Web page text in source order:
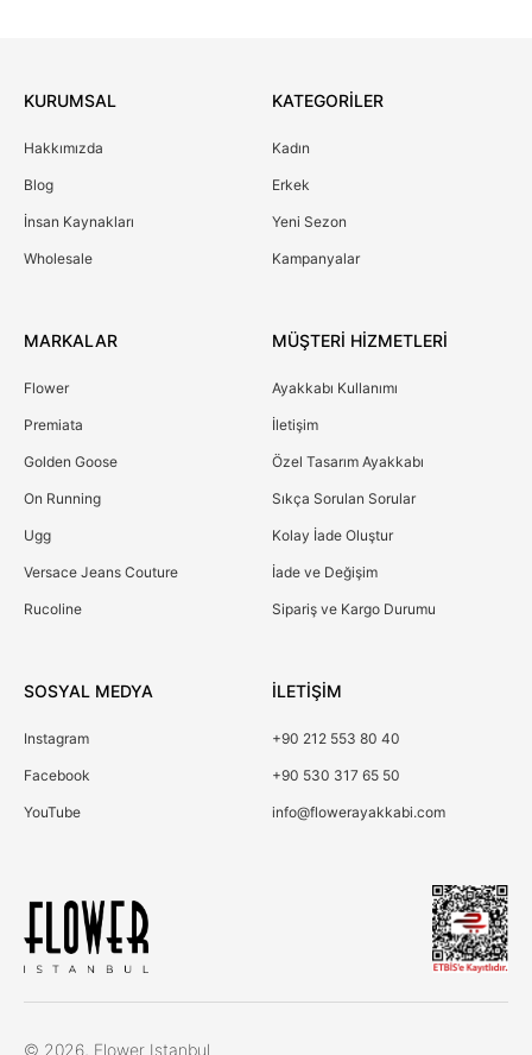
KURUMSAL
Hakkımızda
Blog
İnsan Kaynakları
Wholesale
KATEGORİLER
Kadın
Erkek
Yeni Sezon
Kampanyalar
MARKALAR
Flower
Premiata
Golden Goose
On Running
Ugg
Versace Jeans Couture
Rucoline
MÜŞTERİ HİZMETLERİ
Ayakkabı Kullanımı
İletişim
Özel Tasarım Ayakkabı
Sıkça Sorulan Sorular
Kolay İade Oluştur
İade ve Değişim
Sipariş ve Kargo Durumu
SOSYAL MEDYA
Instagram
Facebook
YouTube
İLETİŞİM
+90 212 553 80 40
+90 530 317 65 50
info@flowerayakkabi.com
© 2026, Flower Istanbul.
Çerez Kullanımı